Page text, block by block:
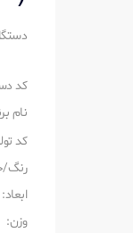
کد
نام
کد
ابعاد:
وزن: